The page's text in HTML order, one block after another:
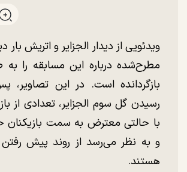
ویدئویی از دیدار الجزایر و اتریش بار
مطرح‌شده درباره این مسابقه را
بازگردانده است. در این تصاویر،
رسیدن گل سوم الجزایر، تعدادی از
با حالتی معترض به سمت بازیکنان
و به نظر می‌رسد از روند پیش رفتن
هستند.